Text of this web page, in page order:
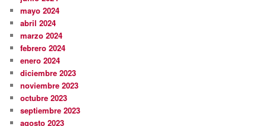
mayo 2024
abril 2024
marzo 2024
febrero 2024
enero 2024
diciembre 2023
noviembre 2023
octubre 2023
septiembre 2023
agosto 2023